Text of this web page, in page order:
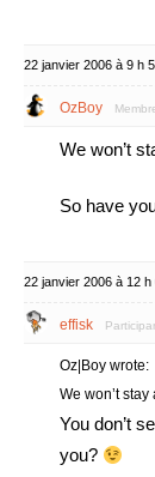
22 janvier 2006 à 9 h
OzBoy
We won’t
So have
22 janvier 2006 à 12 h
effisk
Oz|Boy wrote:
We won’t
You don’t
you?